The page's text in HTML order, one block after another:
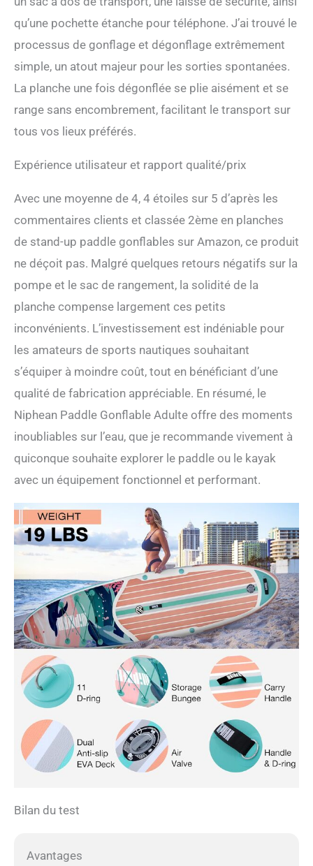
performance durable lors
de chaque sortie en mer.
【Kit Complet Prêt À
L’emploi — Couvre Tous Les
Essentiels】: Accédez à
l’eau avec le stand paddle
Niphean. Inclus : 1 pagaie
pompe, 1 sac à dos paddle
de réparation et 3 notices.
Grâce à ses 11 anneaux en
D, ce stand paddle gonflable
permet de fixer siège ou
glacière facilement. Ce
paddle board polyvalent est
l'équipement idéal pour
toutes vos configurations
et aventures nautiques
avec une modularité totale.
【Un Seul Stand Up Paddle,
Des Aventures Sans
Limite】: Des lacs paisibles
gonflable 2 personnes
Niphean s’adapte à votre
yoga, la pêche ou
l’exploration, le paddle
est un choix fiable pour une
2 place polyvalente. Facile à
transporter et rapide à
gonfler, ce stand up paddle
gonflable Niphean offre
liberté et plaisir. Stabilité
parfaite et flexibilité totale à
chaque sortie.
qu’une pochette étanche pour téléphone. J’ai trouvé le
processus de gonflage et dégonflage extrêmement
simple, un atout majeur pour les sorties spontanées.
La planche une fois dégonflée se plie aisément et se
range sans encombrement, facilitant le transport sur
tous vos lieux préférés.
Expérience utilisateur et rapport qualité/prix
Avec une moyenne de 4, 4 étoiles sur 5 d’après les
commentaires clients et classée 2ème en planches
de stand-up paddle gonflables sur Amazon, ce produit
ne déçoit pas. Malgré quelques retours négatifs sur la
pompe et le sac de rangement, la solidité de la
planche compense largement ces petits
inconvénients. L’investissement est indéniable pour
les amateurs de sports nautiques souhaitant
s’équiper à moindre coût, tout en bénéficiant d’une
qualité de fabrication appréciable. En résumé, le
Niphean Paddle Gonflable Adulte offre des moments
inoubliables sur l’eau, que je recommande vivement à
quiconque souhaite explorer le paddle ou le kayak
avec un équipement fonctionnel et performant.
Bilan du test
Avantages